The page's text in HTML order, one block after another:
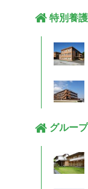
特別養
グルー